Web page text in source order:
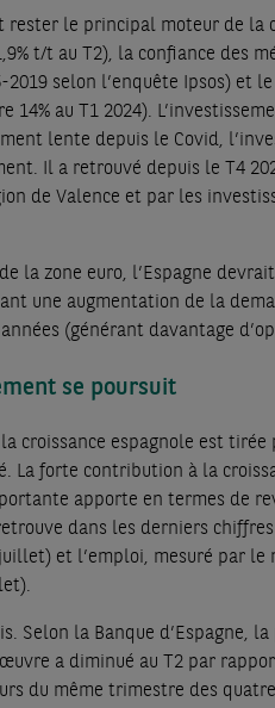
rester le principal moteur de la
t/t au T2), la confiance des
selon l’enquête Ipsos) et
14% au T1 2024).
lente depuis le Covid,
Il a retrouvé depuis le T4
de Valence et par les
la zone euro, l’Espagne
une augmentation de la
(générant davantage
se poursuit
croissance espagnole est
La forte contribution à la
apporte en termes de
dans les derniers
et l’emploi, mesuré par
Selon la Banque d’Espagne,
a diminué au T2 par
du même trimestre des